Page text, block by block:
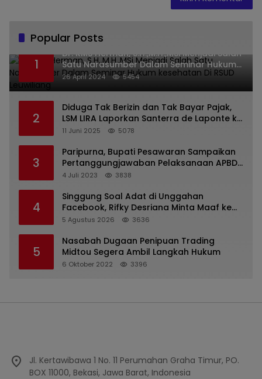
Popular Posts
1
Dr. KMS Herman, S.H.,M.H.,MSi Menjadi Salah
Satu Narasumber Dalam Seminar Hukum
kesehatan Di RSUD Leuwiliang
26 April 2024 5454
2
Diduga Tak Berizin dan Tak Bayar Pajak,
LSM LIRA Laporkan Santerra de Laponte ke
Kejaksaan Kota Batu
11 Juni 2025 5078
3
Paripurna, Bupati Pesawaran Sampaikan
Pertanggungjawaban Pelaksanaan APBD
2022
4 Juli 2023 3838
4
Singgung Soal Adat di Unggahan
Facebook, Rifky Desriana Minta Maaf ke
PDA dan Bupati Kubar
5 Agustus 2026 3636
5
Nasabah Dugaan Penipuan Trading
Midtou Segera Ambil Langkah Hukum
6 Oktober 2022 3396
Jl. Kertawibawa 1 No. 11 Perumahan Graha Timur, PO.
BOX 11000, Bekasi, Jawa Barat, Indonesia